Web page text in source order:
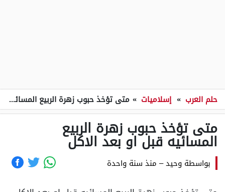
حلم العرب » إسلاميات » متى تؤخذ حبوب زهرة الربيع المسائيه قبل او بعد الاكل
متى تؤخذ حبوب زهرة الربيع
المسائيه قبل او بعد الاكل
بواسطة وحيد– منذ سنة واحدة